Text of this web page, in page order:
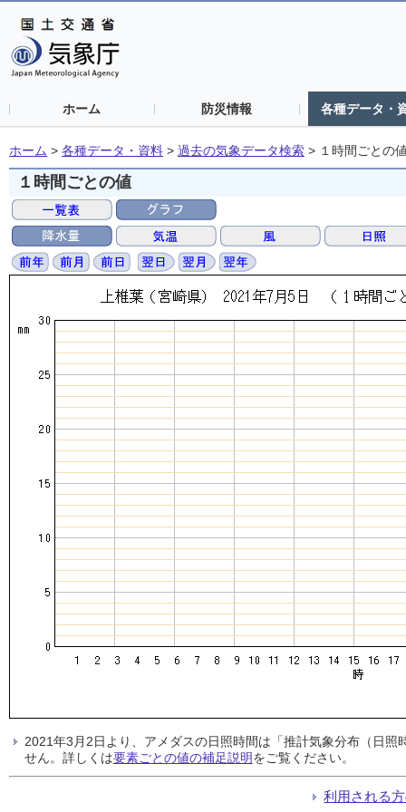
ホーム 防災情報 各種データ・
ホーム > 各種データ・資料 > 過去の気象データ検索 > １時間ごとの
１時間ごとの値
2021年3月2日より、アメダスの日照時間は「推計気象分布（日
せん。詳しくは要素ごとの値の補足説明をご覧ください。
利用される